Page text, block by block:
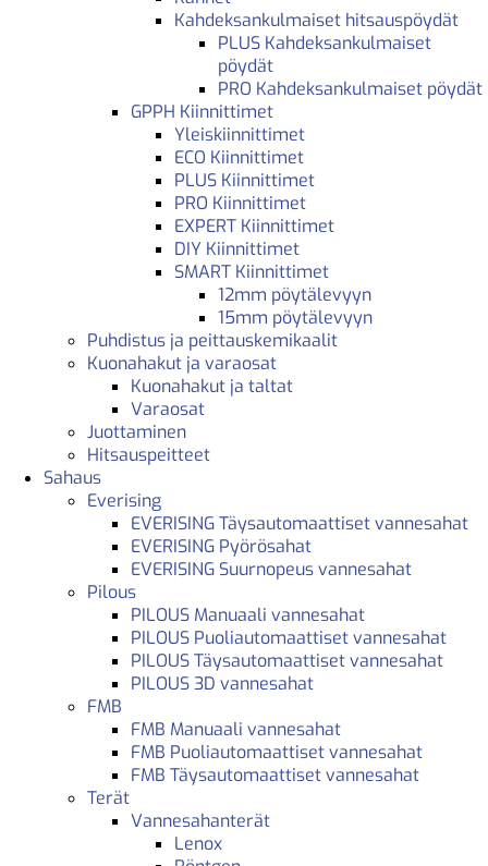
Kahdeksankulmaiset hitsauspöydät
PLUS Kahdeksankulmaiset
pöydät
PRO Kahdeksankulmaiset pöydät
GPPH Kiinnittimet
Yleiskiinnittimet
ECO Kiinnittimet
PLUS Kiinnittimet
PRO Kiinnittimet
EXPERT Kiinnittimet
DIY Kiinnittimet
SMART Kiinnittimet
12mm pöytälevyyn
15mm pöytälevyyn
Puhdistus ja peittauskemikaalit
Kuonahakut ja varaosat
Kuonahakut ja taltat
Varaosat
Juottaminen
Hitsauspeitteet
Sahaus
Everising
EVERISING Täysautomaattiset vannesahat
EVERISING Pyörösahat
EVERISING Suurnopeus vannesahat
Pilous
PILOUS Manuaali vannesahat
PILOUS Puoliautomaattiset vannesahat
PILOUS Täysautomaattiset vannesahat
PILOUS 3D vannesahat
FMB
FMB Manuaali vannesahat
FMB Puoliautomaattiset vannesahat
FMB Täysautomaattiset vannesahat
Terät
Vannesahanterät
Lenox